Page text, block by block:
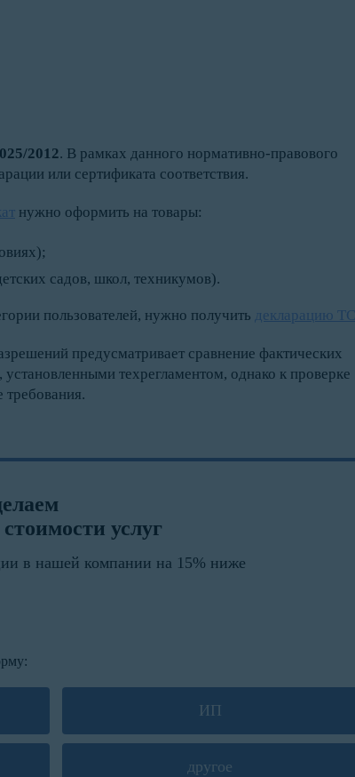
2012. В рамках данного нормативно-правового
или сертификата соответствия.
нужно оформить на товары:
садов, школ, техникумов).
пользователей, нужно получить декларацию ТС
предусматривает сравнение фактических
установленными техрегламентом, однако к проверке
требования.
услуг
в нашей компании на 15% ниже
ИП
другое